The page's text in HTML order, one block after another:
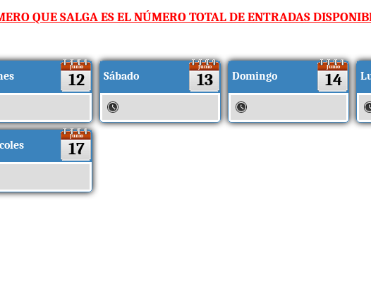
QUE SALGA ES EL NÚMERO TOTAL DE ENTRADAS
Junio
12 Sábado
Junio
13 Domingo
Junio
14
Junio
17